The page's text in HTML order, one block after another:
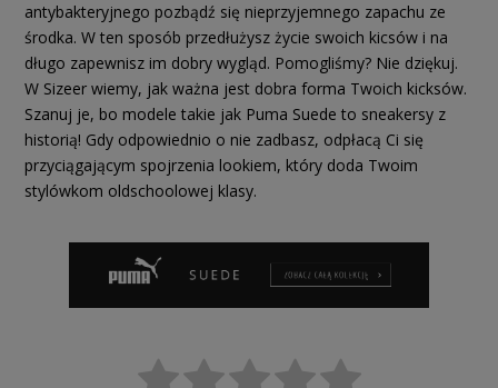
antybakteryjnego pozbądź się nieprzyjemnego zapachu ze
środka. W ten sposób przedłużysz życie swoich kicsów i na
długo zapewnisz im dobry wygląd. Pomogliśmy? Nie dziękuj.
W Sizeer wiemy, jak ważna jest dobra forma Twoich kicksów.
Szanuj je, bo modele takie jak Puma Suede to sneakersy z
historią! Gdy odpowiednio o nie zadbasz, odpłacą Ci się
przyciągającym spojrzenia lookiem, który doda Twoim
stylówkom oldschoolowej klasy.